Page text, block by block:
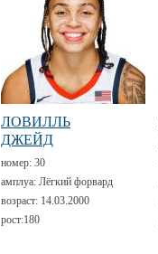
ЛОВИЛЛЬ
ДЖЕЙД
номер: 30
амплуа: Лёгкий форвард
возраст: 14.03.2000
рост:180